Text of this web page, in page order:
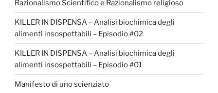
Razionalismo Scientifico e Razionalismo religioso
KILLER IN DISPENSA – Analisi biochimica degli
alimenti insospettabili – Episodio #02
KILLER IN DISPENSA – Analisi biochimica degli
alimenti insospettabili – Episodio #01
Manifesto di uno scienziato